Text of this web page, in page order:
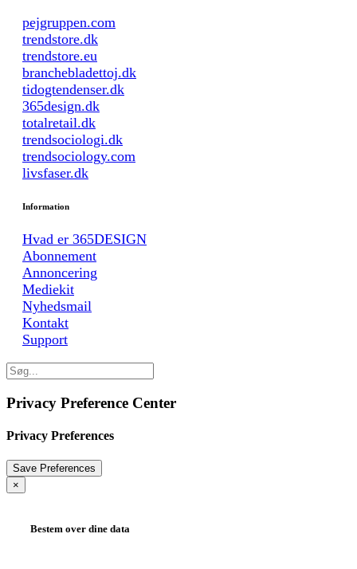
pejgruppen.com
trendstore.dk
trendstore.eu
branchebladettoj.dk
tidogtendenser.dk
365design.dk
totalretail.dk
trendsociologi.dk
trendsociology.com
livsfaser.dk
Information
Hvad er 365DESIGN
Abonnement
Annoncering
Mediekit
Nyhedsmail
Kontakt
Support
Privacy Preference Center
Privacy Preferences
×
Bestem over dine data